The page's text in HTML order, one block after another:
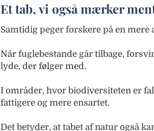
Et tab, vi også mærker
Samtidig peger forskere på en
Når fuglebestande går tilbage,
lyde, der følger med.
I områder, hvor biodiversiteten er
fattigere og mere ensartet.
Det betyder, at tabet af natur også